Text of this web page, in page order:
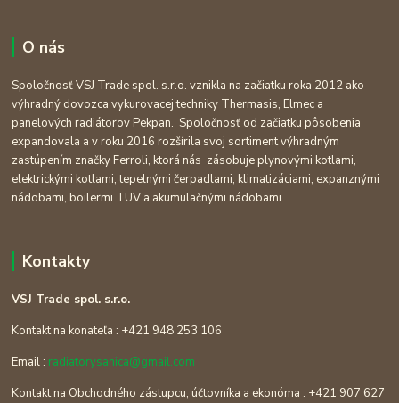
O nás
Spoločnosť VSJ Trade spol. s.r.o. vznikla na začiatku roka 2012 ako
výhradný dovozca vykurovacej techniky Thermasis, Elmec a
panelových radiátorov Pekpan. Spoločnosť od začiatku pôsobenia
expandovala a v roku 2016 rozšírila svoj sortiment výhradným
zastúpením značky Ferroli, ktorá nás zásobuje plynovými kotlami,
elektrickými kotlami, tepelnými čerpadlami, klimatizáciami, expanznými
nádobami, boilermi TUV a akumulačnými nádobami.
Kontakty
VSJ Trade spol. s.r.o.
Kontakt na konateľa : +421 948 253 106
Email : radiatorysanica@gmail.com
Kontakt na Obchodného zástupcu, účtovníka a ekonóma : +421 907 627